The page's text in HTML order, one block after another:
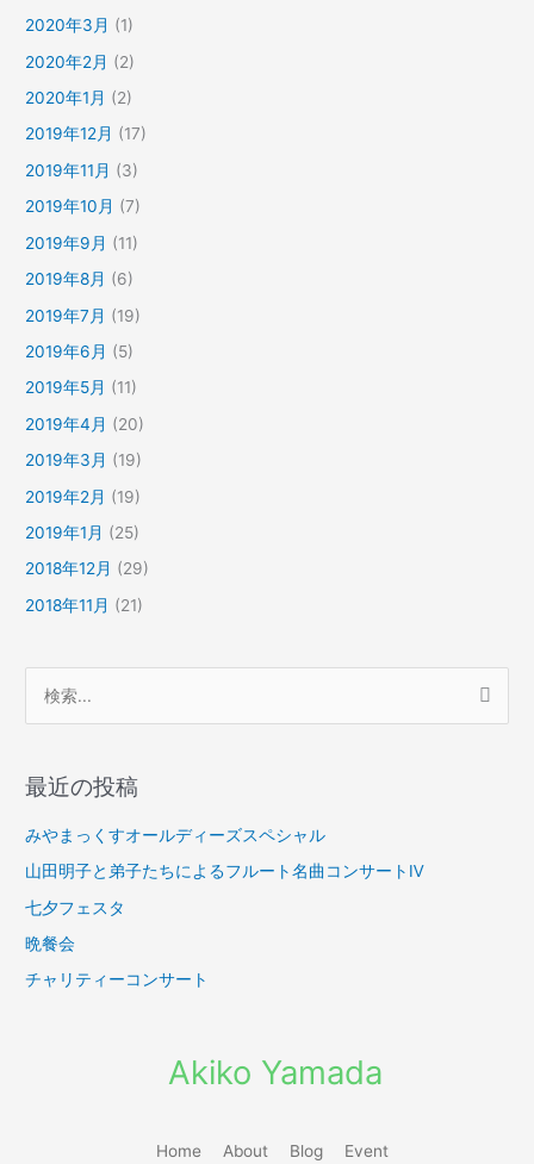
2020年3月 (1)
2020年2月 (2)
2020年1月 (2)
2019年12月 (17)
2019年11月 (3)
2019年10月 (7)
2019年9月 (11)
2019年8月 (6)
2019年7月 (19)
2019年6月 (5)
2019年5月 (11)
2019年4月 (20)
2019年3月 (19)
2019年2月 (19)
2019年1月 (25)
2018年12月 (29)
2018年11月 (21)
象
:
最近の投稿
みやまっくすオールディーズスペシャル
山田明子と弟子たちによるフルート名曲コンサートⅣ
七夕フェスタ
晩餐会
チャリティーコンサート
Akiko Yamada
Home About Blog Event